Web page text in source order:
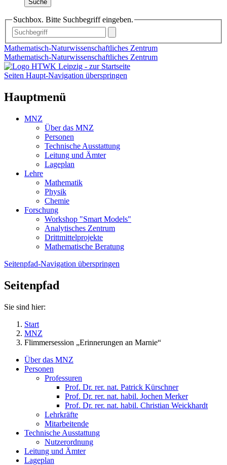
Suche
Suchbox. Bitte Suchbegriff eingeben.
Mathematisch-Naturwissenschaftliches Zentrum
Mathematisch-Naturwissenschaftliches Zentrum
Seiten Haupt-Navigation überspringen
Hauptmenü
MNZ
Über das MNZ
Personen
Technische Ausstattung
Leitung und Ämter
Lageplan
Lehre
Mathematik
Physik
Chemie
Forschung
Workshop "Smart Models"
Analytisches Zentrum
Drittmittelprojekte
Mathematische Beratung
Seitenpfad-Navigation überspringen
Seitenpfad
Sie sind hier:
Start
MNZ
Flimmersession „Erinnerungen an Marnie“
Über das MNZ
Personen
Professuren
Prof. Dr. rer. nat. Patrick Kürschner
Prof. Dr. rer. nat. habil. Jochen Merker
Prof. Dr. rer. nat. habil. Christian Weickhardt
Lehrkräfte
Mitarbeitende
Technische Ausstattung
Nutzerordnung
Leitung und Ämter
Lageplan